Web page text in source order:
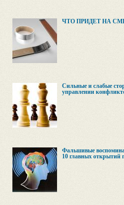
ЧТО ПРИДЕТ НА
Сильные и слабые
управлении
Фальшивые
10 главных открытий